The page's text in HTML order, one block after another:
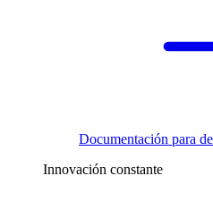
Documentación para
Innovación constante